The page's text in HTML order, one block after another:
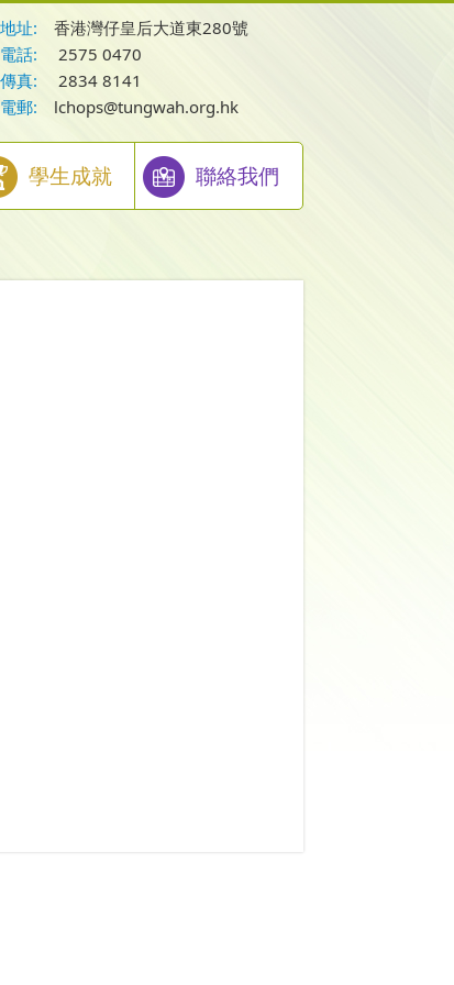
地址:
香港灣仔皇后大道東280號
電話:
2575 0470
傳真:
2834 8141
電郵:
lchops@tungwah.org.hk
學生成就 聯絡我們